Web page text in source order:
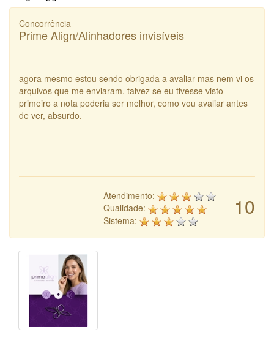
Concorrência
Prime Align/Alinhadores invisíveis
agora mesmo estou sendo obrigada a avaliar mas nem vi os
arquivos que me enviaram. talvez se eu tivesse visto
primeiro a nota poderia ser melhor, como vou avaliar antes
de ver, absurdo.
10
Atendimento:
Qualidade:
Sistema: